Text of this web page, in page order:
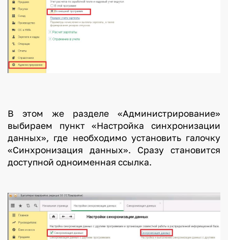
В этом же разделе «Администрирование»
выбираем пункт «Настройка синхронизации
данных», где необходимо установить галочку
«Синхронизация данных». Сразу становится
доступной одноименная ссылка.